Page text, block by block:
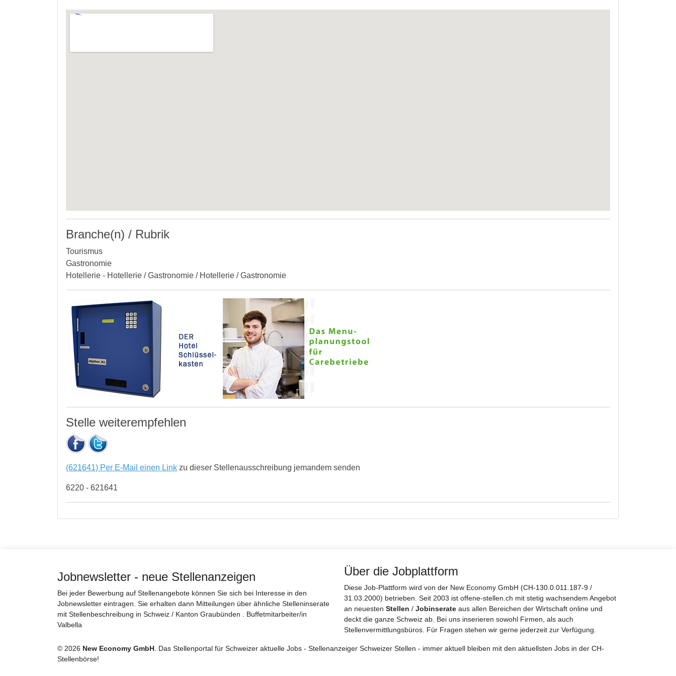
Branche(n) / Rubrik
Tourismus
Gastronomie
Hotellerie - Hotellerie / Gastronomie / Hotellerie / Gastronomie
Stelle weiterempfehlen
(621641) Per E-Mail einen Link zu dieser Stellenausschreibung jemandem senden
6220 - 621641
Jobnewsletter - neue Stellenanzeigen
Bei jeder Bewerbung auf Stellenangebote können Sie sich bei Interesse in den
Jobnewsletter eintragen. Sie erhalten dann Mitteilungen über ähnliche Stelleninserate
mit Stellenbeschreibung in Schweiz / Kanton Graubünden . Buffetmitarbeiter/in
Valbella
Über die Jobplattform
Diese Job-Plattform wird von der New Economy GmbH (CH-130.0.011.187-9 /
31.03.2000) betrieben. Seit 2003 ist offene-stellen.ch mit stetig wachsendem Angebot
an neuesten Stellen / Jobinserate aus allen Bereichen der Wirtschaft online und
deckt die ganze Schweiz ab. Bei uns inserieren sowohl Firmen, als auch
Stellenvermittlungsbüros. Für Fragen stehen wir gerne jederzeit zur Verfügung.
© 2026 New Economy GmbH . Das Stellenportal für Schweizer aktuelle Jobs - Stellenanzeiger Schweizer Stellen - immer aktuell bleiben mit den aktuellsten Jobs in der CH-
Stellenbörse!